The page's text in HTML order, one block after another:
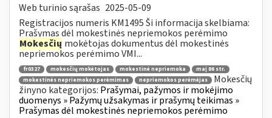
Web turinio sąrašas 2025-05-09
Registracijos numeris KM1495 Ši informacija skelbiama:
Prašymas dėl mokestinės nepriemokos perėmimo
Mokesčių mokėtojas dokumentus dėl mokestinės
nepriemokos perėmimo VMI...
fr0327 mokesčių mokėtojas mokestinė nepriemoka
maį 86 str.
mokestinės nepriemokos perėmimas
nepriemokos perėmėjas
Mokesčių
žinyno kategorijos: Prašymai, pažymos ir mokėjimo
duomenys » Pažymų užsakymas ir prašymų teikimas »
Prašymas dėl mokestinės nepriemokos perėmimo